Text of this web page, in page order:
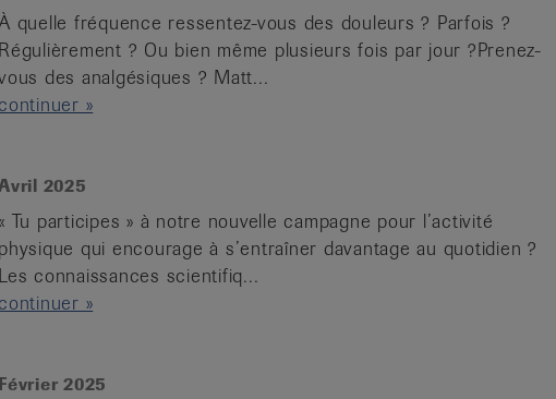
quelle fréquence ressentez-vous des douleurs ? Parfois ?
Régulièrement ? Ou bien même plusieurs fois par jour ?Prenez-
des analgésiques ? Matt...
continuer »
2025
Tu participes » à notre nouvelle campagne pour l’activité
physique qui encourage à s’entraîner davantage au quotidien ?
Les connaissances scientifiq...
continuer »
Février 2025